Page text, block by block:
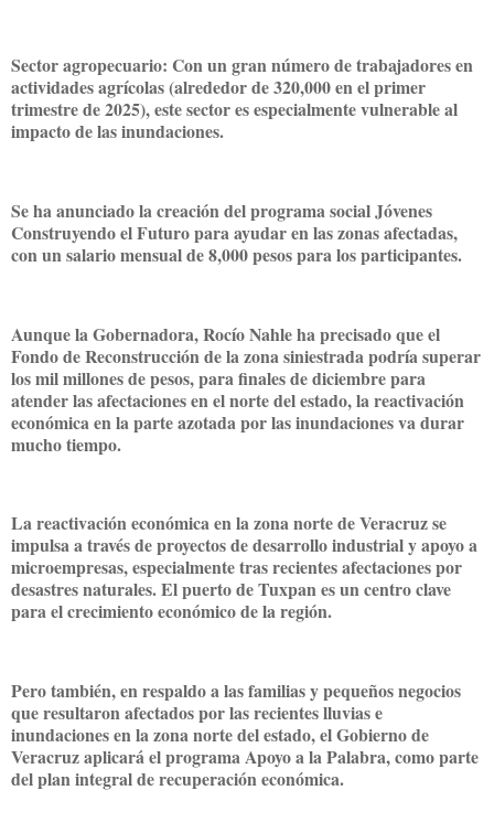
Sector agropecuario: Con un gran número de trabajadores en
actividades agrícolas (alrededor de 320,000 en el primer
trimestre de 2025), este sector es especialmente vulnerable al
impacto de las inundaciones.
Se ha anunciado la creación del programa social Jóvenes
Construyendo el Futuro para ayudar en las zonas afectadas,
con un salario mensual de 8,000 pesos para los participantes.
Aunque la Gobernadora, Rocío Nahle ha precisado que el
Fondo de Reconstrucción de la zona siniestrada podría superar
los mil millones de pesos, para finales de diciembre para
atender las afectaciones en el norte del estado, la reactivación
económica en la parte azotada por las inundaciones va durar
mucho tiempo.
La reactivación económica en la zona norte de Veracruz se
impulsa a través de proyectos de desarrollo industrial y apoyo a
microempresas, especialmente tras recientes afectaciones por
desastres naturales. El puerto de Tuxpan es un centro clave
para el crecimiento económico de la región.
Pero también, en respaldo a las familias y pequeños negocios
que resultaron afectados por las recientes lluvias e
inundaciones en la zona norte del estado, el Gobierno de
Veracruz aplicará el programa Apoyo a la Palabra, como parte
del plan integral de recuperación económica.